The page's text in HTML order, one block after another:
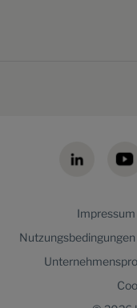
Impressum
Nutzungsbedingungen